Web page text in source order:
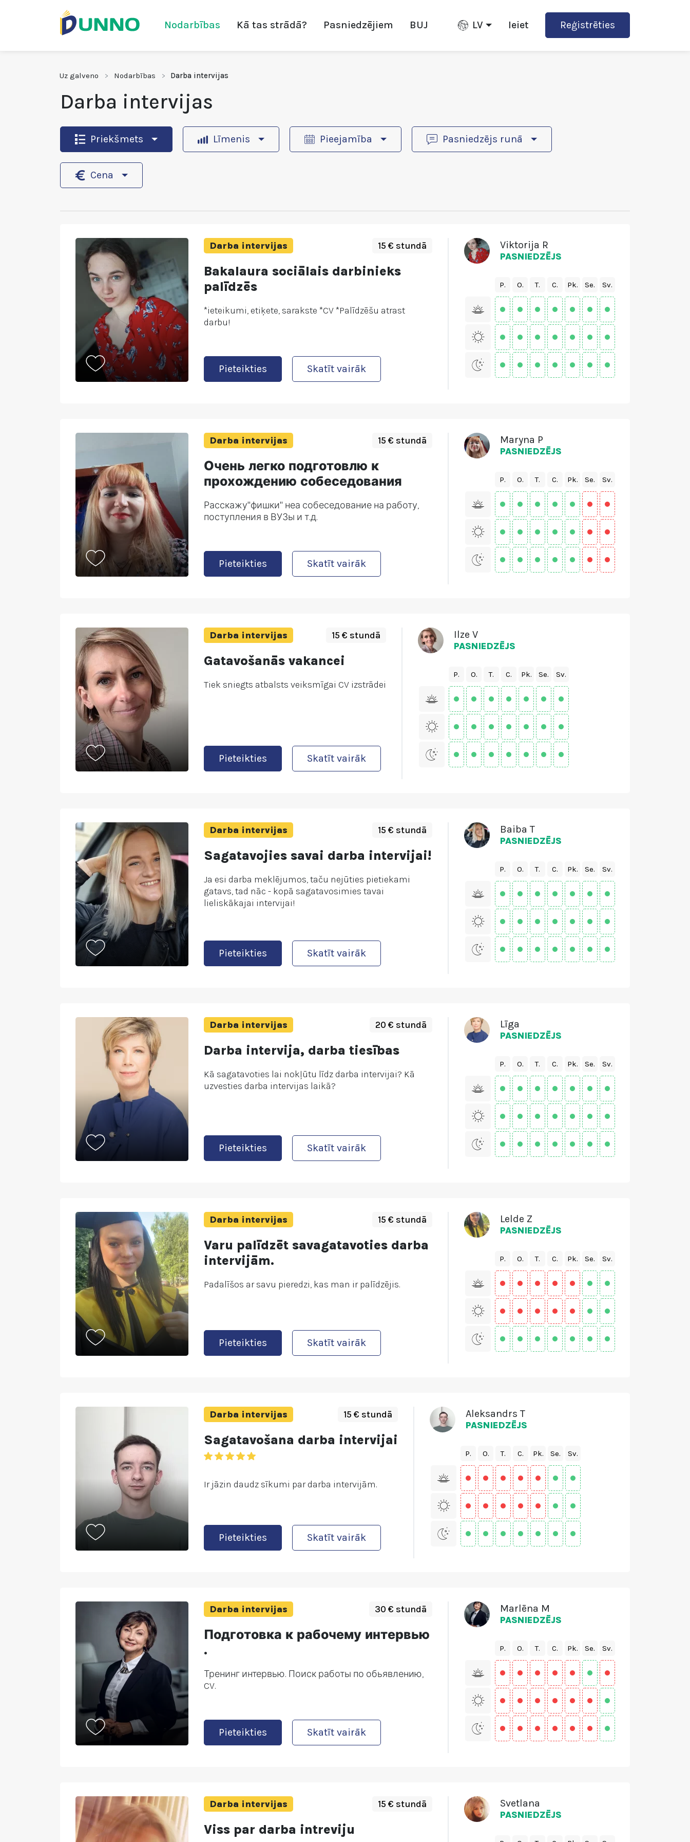
Nodarbības Kā tas strādā? Pasniedzējiem BUJ LV Ieiet Reģistrēties
Uz galveno Nodarbības Darba intervijas
Darba intervijas
Priekšmets Līmenis Pieejamība Pasniedzējs runā
Cena
Darba intervijas 15 € stundā
Bakalaura sociālais darbinieks
palīdzēs
*ieteikumi, etiķete, sarakste *CV *Palīdzēšu atrast
darbu!
Pieteikties Skatīt vairāk
Viktorija R
PASNIEDZĒJS
P. O. T. C. Pk. Se. Sv.
Darba intervijas 15 € stundā
Очень легко подготовлю к
прохождению собеседования
Расскажу"фишки" неа собеседование на работу,
поступления в ВУЗы и т.д.
Pieteikties Skatīt vairāk
Maryna P
PASNIEDZĒJS
P. O. T. C. Pk. Se. Sv.
Darba intervijas 15 € stundā
Gatavošanās vakancei
Tiek sniegts atbalsts veiksmīgai CV izstrādei
Pieteikties Skatīt vairāk
Ilze V
PASNIEDZĒJS
P. O. T. C. Pk. Se. Sv.
Darba intervijas 15 € stundā
Sagatavojies savai darba intervijai!
Ja esi darba meklējumos, taču nejūties pietiekami
gatavs, tad nāc - kopā sagatavosimies tavai
lieliskākajai intervijai!
Pieteikties Skatīt vairāk
Baiba T
PASNIEDZĒJS
P. O. T. C. Pk. Se. Sv.
Darba intervijas 20 € stundā
Darba intervija, darba tiesības
Kā sagatavoties lai nokļūtu līdz darba intervijai? Kā
uzvesties darba intervijas laikā?
Pieteikties Skatīt vairāk
Līga
PASNIEDZĒJS
P. O. T. C. Pk. Se. Sv.
Darba intervijas 15 € stundā
Varu palīdzēt savagatavoties darba
intervijām.
Padalīšos ar savu pieredzi, kas man ir palīdzējis.
Pieteikties Skatīt vairāk
Lelde Z
PASNIEDZĒJS
P. O. T. C. Pk. Se. Sv.
Darba intervijas 15 € stundā
Sagatavošana darba intervijai
Ir jāzin daudz sīkumi par darba intervijām.
Pieteikties Skatīt vairāk
Aleksandrs T
PASNIEDZĒJS
P. O. T. C. Pk. Se. Sv.
Darba intervijas 30 € stundā
Подготовка к рабочему интервью
.
Тренинг интервью. Поиск работы по обьявлению,
CV.
Pieteikties Skatīt vairāk
Marlēna M
PASNIEDZĒJS
P. O. T. C. Pk. Se. Sv.
Darba intervijas 15 € stundā
Viss par darba intreviju
Svetlana
PASNIEDZĒJS